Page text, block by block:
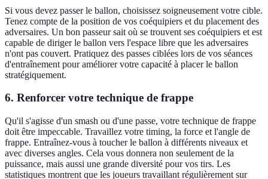
Si vous devez passer le ballon, choisissez soigneusement votre cible.
Tenez compte de la position de vos coéquipiers et du placement des
adversaires. Un bon passeur sait où se trouvent ses coéquipiers et est
capable de diriger le ballon vers l'espace libre que les adversaires
n'ont pas couvert. Pratiquez des passes ciblées lors de vos séances
d'entraînement pour améliorer votre capacité à placer le ballon
stratégiquement.
6. Renforcer votre technique de frappe
Qu'il s'agisse d'un smash ou d'une passe, votre technique de frappe
doit être impeccable. Travaillez votre timing, la force et l'angle de
frappe. Entraînez-vous à toucher le ballon à différents niveaux et
avec diverses angles. Cela vous donnera non seulement de la
puissance, mais aussi une grande diversité pour vos tirs. Les
statistiques montrent que les joueurs travaillant régulièrement sur